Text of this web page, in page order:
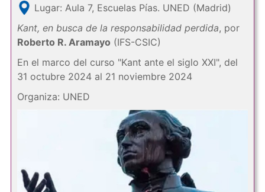
Lugar: Aula 7, Escuelas Pías. UNED (Madrid)
Kant, en busca de la responsabilidad perdida, por
Roberto R. Aramayo (IFS-CSIC)
En el marco del curso "Kant ante el siglo XXI", del
31 octubre 2024 al 21 noviembre 2024
Organiza: UNED